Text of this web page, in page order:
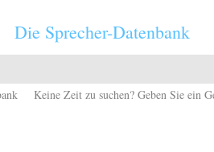
Die Sprecher-Datenbank
Keine Zeit zu suchen? Geben Sie ein